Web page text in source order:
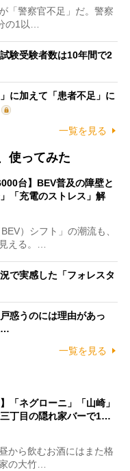
「警察官不足」だ。警察
の1以…
験受験者数は10年間で2
に加えて「患者不足」に
一覧を見る
使ってみた
台】BEV普及の障壁と
「充電のストレス」解
）シフト」の潮流も、
える。…
で実感した「フォレスタ
惑うのには理由があっ
…
一覧を見る
「ネグローニ」「山崎」
三丁目の隠れ家バーで1…
から飲むお酒にはまた格
の大竹…